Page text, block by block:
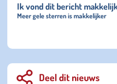
Ik vond dit bericht
Meer gele sterren is makkelijker
Deel dit nieuws